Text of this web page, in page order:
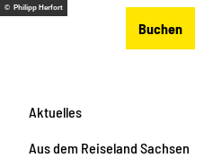
Z
Buchen
© Philipp Herfort
Aktuelles
Aus dem Reiseland Sachsen